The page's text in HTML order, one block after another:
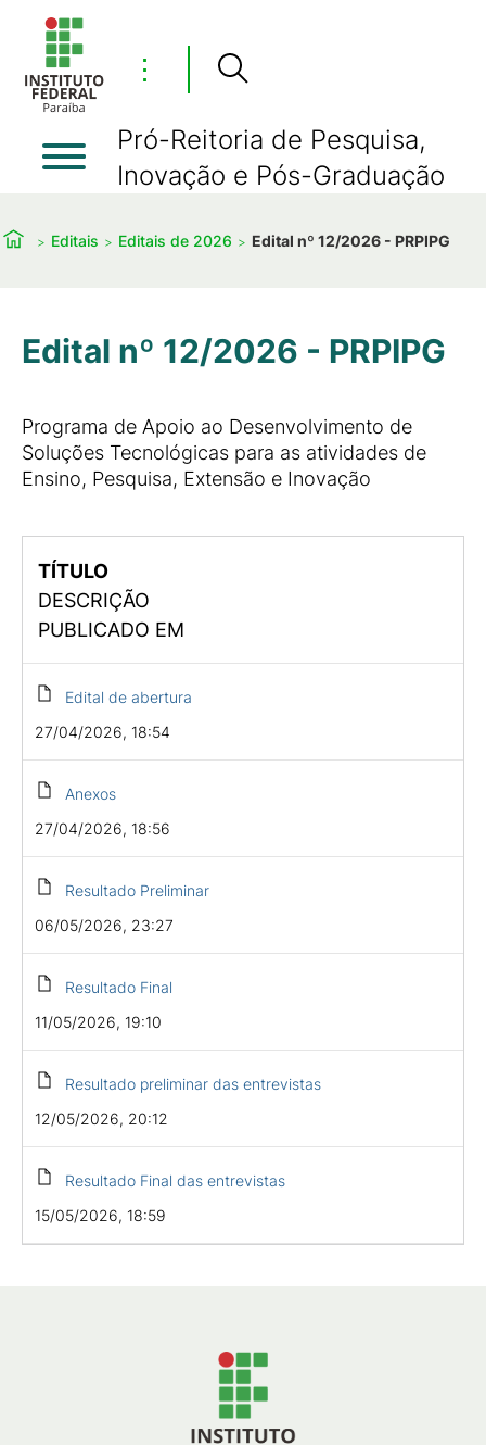
⋮
Pró-Reitoria de Pesquisa,
Inovação e Pós-Graduação
Editais Editais de 2026 Edital nº 12/2026 - PRPIPG
Edital nº 12/2026 - PRPIPG
Programa de Apoio ao Desenvolvimento de
Soluções Tecnológicas para as atividades de
Ensino, Pesquisa, Extensão e Inovação
TÍTULO
DESCRIÇÃO
PUBLICADO EM
Edital de abertura
27/04/2026, 18:54
Anexos
27/04/2026, 18:56
Resultado Preliminar
06/05/2026, 23:27
Resultado Final
11/05/2026, 19:10
Resultado preliminar das entrevistas
12/05/2026, 20:12
Resultado Final das entrevistas
15/05/2026, 18:59